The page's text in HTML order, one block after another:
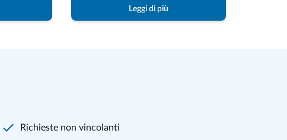
Leggi di più
Richieste non vincolanti